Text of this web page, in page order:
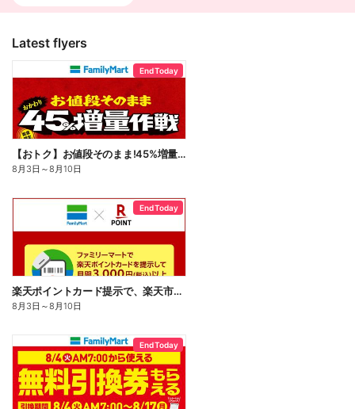
Latest flyers
End Today
【おトク】お値段そのまま!45%増量作戦!
8月3日 ～8月10日
End Today
楽天ポイントカード提示で、楽天市場でのお買い物がおトクに!
8月3日 ～8月10日
End Today